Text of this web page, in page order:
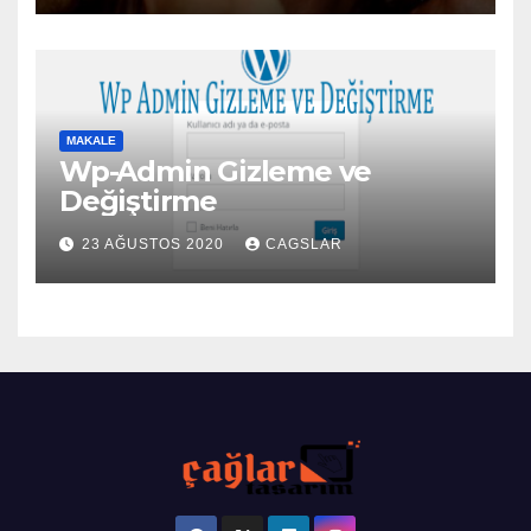
MAKALE
Wp-Admin Gizleme ve
Değiştirme
23 AĞUSTOS 2020 CAGSLAR